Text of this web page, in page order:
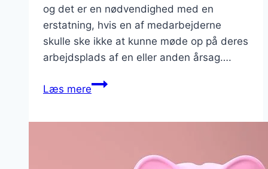
og det er en nødvendighed med en
erstatning, hvis en af medarbejderne
skulle ske ikke at kunne møde op på deres
arbejdsplads af en eller anden årsag….
Læs mereRekruttering